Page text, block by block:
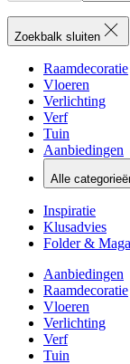
Zoekbalk sluiten
Raamdecoratie
Vloeren
Verlichting
Verf
Tuin
Aanbiedingen
Alle
Inspiratie
Klusadvies
Folder &
Aanbiedingen
Raamdecoratie
Vloeren
Verlichting
Verf
Tuin